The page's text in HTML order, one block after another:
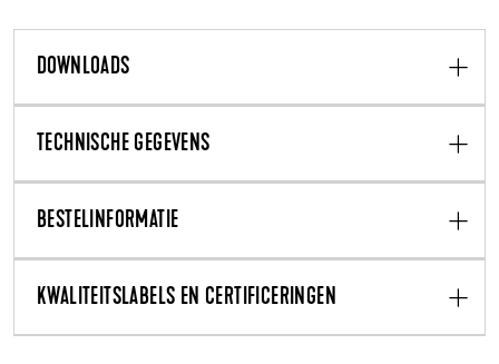
DOWNLOADS
TECHNISCHE GEGEVENS
BESTELINFORMATIE
KWALITEITSLABELS EN CERTIFICERINGEN